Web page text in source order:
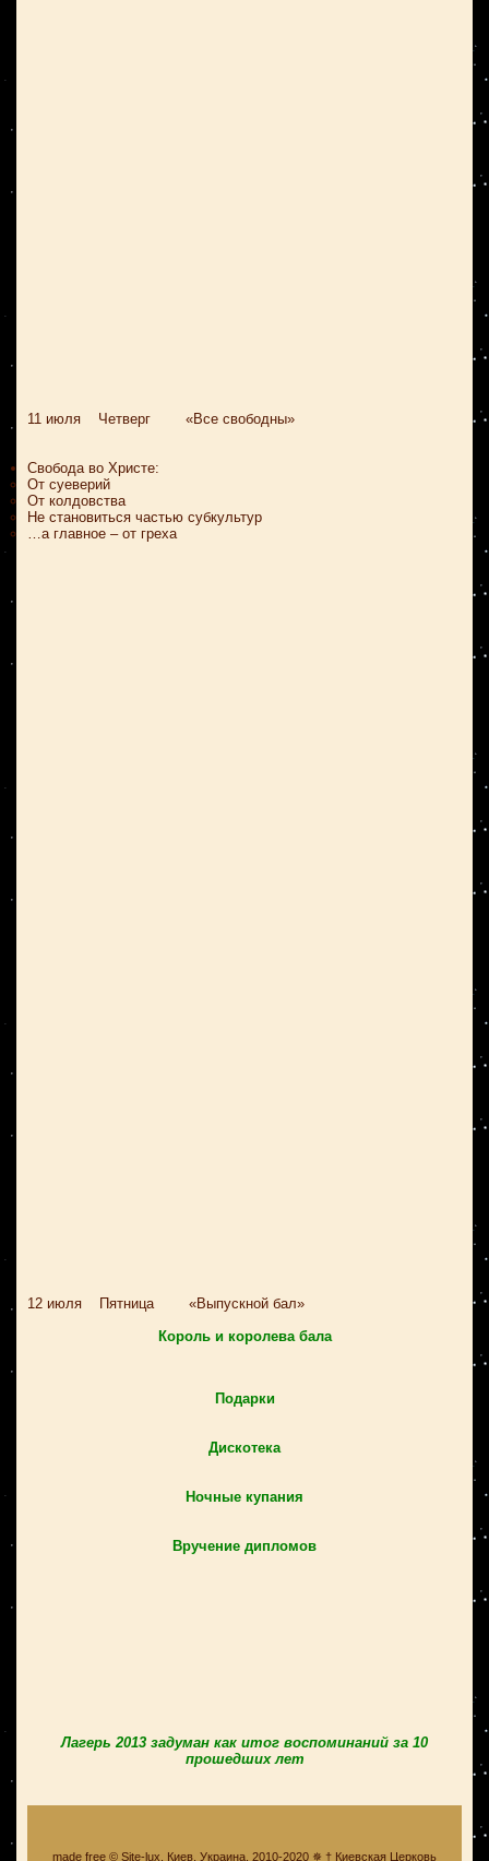
11 июля Четверг «Все свободны»
Свобода во Христе:
От суеверий
От колдовства
Не становиться частью субкультур
…а главное – от греха
12 июля Пятница «Выпускной бал»
Король и королева бала
Подарки
Дискотека
Ночные купания
Вручение дипломов
Лагерь 2013 задуман как итог воспоминаний за 10
прошедших лет
made free © Site-lux, Киев, Украина, 2010-2020 ✵ † Киевская Церковь